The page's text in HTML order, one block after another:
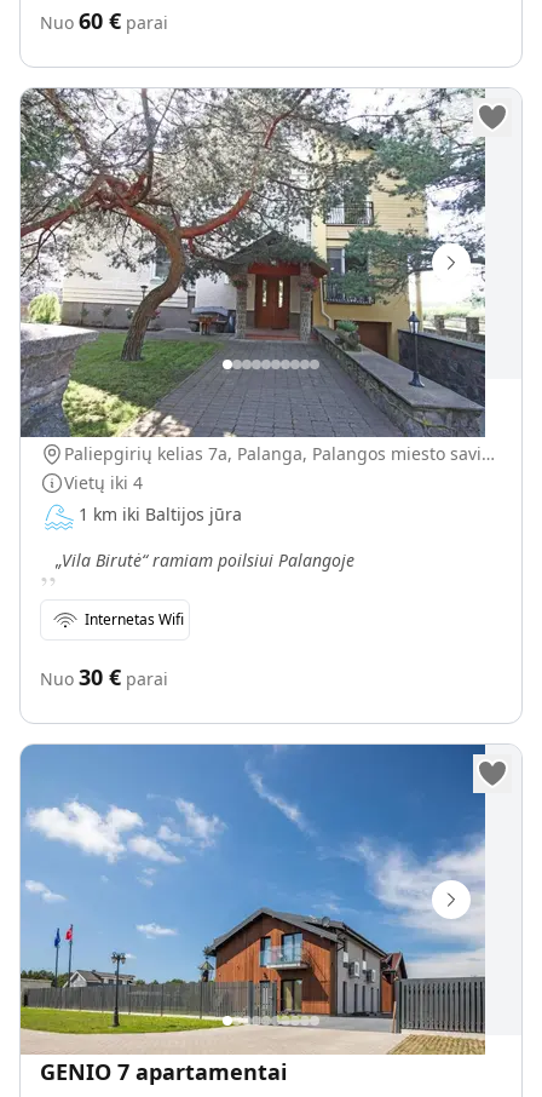
Nuo 60 € parai
Birutės vila
Paliepgirių kelias 7a, Palanga, Palangos miesto savivaldybė, Lietuva
Vietų iki 4
1 km iki Baltijos jūra
„„Vila Birutė“ ramiam poilsiui Palangoje
Internetas Wifi
Nuo 30 € parai
GENIO 7 apartamentai